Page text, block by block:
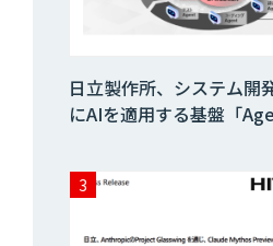
レミス
援サー
ブート
日立製作所、システム開
にAIを適用する基盤「